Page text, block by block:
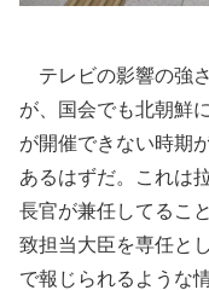
テレビの影響の強
が、国会でも北朝鮮
が開催できない時期
あるはずだ。これは
長官が兼任してるこ
致担当大臣を専任と
で報じられるような